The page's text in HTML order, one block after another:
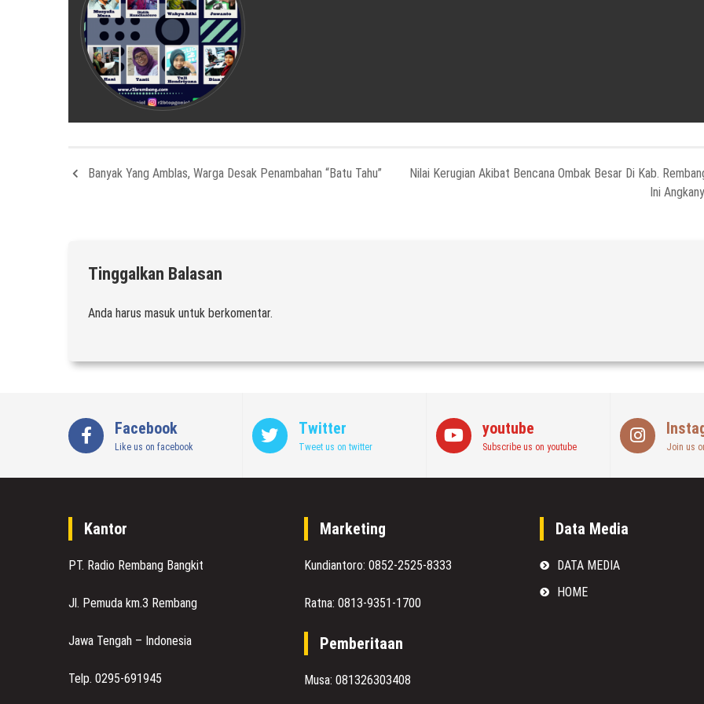
Banyak Yang Amblas, Warga Desak Penambahan “Batu Tahu”
Nilai Kerugian Akibat Bencana Ombak Besar Di Kab.
Ini
Tinggalkan Balasan
Anda harus masuk untuk berkomentar.
Facebook
Like us on facebook
Twitter
Tweet us on twitter
youtube
Subscribe us on youtube Join us
Kantor
PT. Radio Rembang Bangkit
Jl. Pemuda km.3 Rembang
Jawa Tengah – Indonesia
Telp. 0295-691945
Marketing
Kundiantoro: 0852-2525-8333
Ratna: 0813-9351-1700
Pemberitaan
Musa: 081326303408
Data Media
DATA MEDIA
HOME